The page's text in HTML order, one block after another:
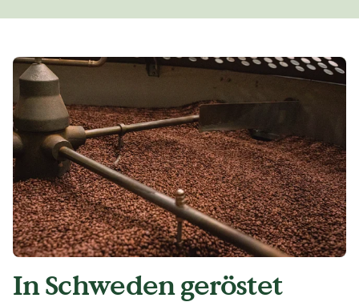
In Schweden geröstet